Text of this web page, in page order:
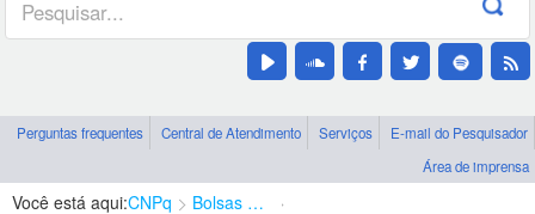
Perguntas frequentes Central de Atendimento Serviços
E-mail do Pesquisador
Área de imprensa
Você está aqui:CNPq Bolsas e Auxílios Vigentes